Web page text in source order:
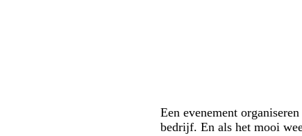
Een evenement
bedrijf. En als het mooi